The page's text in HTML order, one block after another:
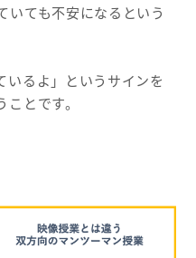
いても不安になるという
いるよ」というサインを
とです。